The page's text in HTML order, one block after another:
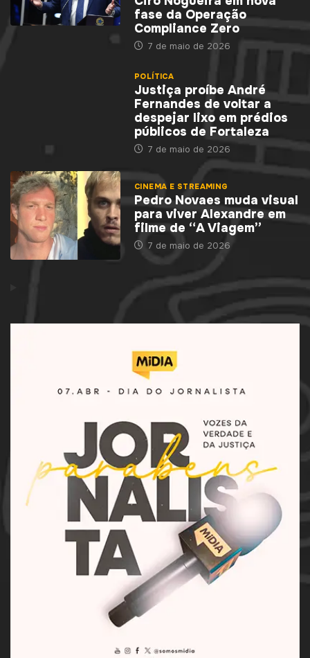
fase da Operação
Compliance Zero
7 de maio de 2026
POLÍTICA
Justiça proíbe André
Fernandes de voltar a
despejar lixo em prédios
públicos de Fortaleza
7 de maio de 2026
CINEMA E STREAMING
Pedro Novaes muda visual
para viver Alexandre em
filme de “A Viagem”
7 de maio de 2026